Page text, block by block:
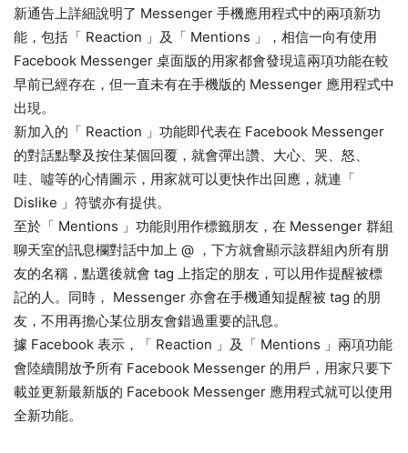
新通告上詳細說明了 Messenger 手機應用程式中的兩項新功
能，包括「 Reaction 」及「 Mentions 」，相信一向有使用
Facebook Messenger 桌面版的用家都會發現這兩項功能在較
早前已經存在，但一直未有在手機版的 Messenger 應用程式中
出現。
新加入的「 Reaction 」功能即代表在 Facebook Messenger
的對話點擊及按住某個回覆，就會彈出讚、大心、哭、怒、
哇、噓等的心情圖示，用家就可以更快作出回應，就連「
Dislike 」符號亦有提供。
至於「 Mentions 」功能則用作標籤朋友，在 Messenger 群組
聊天室的訊息欄對話中加上 @ ，下方就會顯示該群組內所有朋
友的名稱，點選後就會 tag 上指定的朋友，可以用作提醒被標
記的人。同時， Messenger 亦會在手機通知提醒被 tag 的朋
友，不用再擔心某位朋友會錯過重要的訊息。
據 Facebook 表示，「 Reaction 」及「 Mentions 」兩項功能
會陸續開放予所有 Facebook Messenger 的用戶，用家只要下
載並更新最新版的 Facebook Messenger 應用程式就可以使用
全新功能。